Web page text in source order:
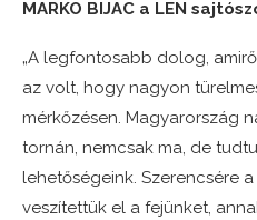
MARKO BIJAC a LEN
„A legfontosabb dolog,
az volt, hogy nagyon
mérkőzésen. Magyarország
tornán, nemcsak ma, de
lehetőségeink. Szerencsére
veszítettük el a fejünket,